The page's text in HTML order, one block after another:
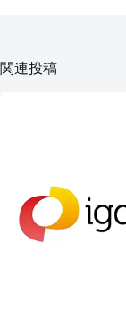
関連投稿